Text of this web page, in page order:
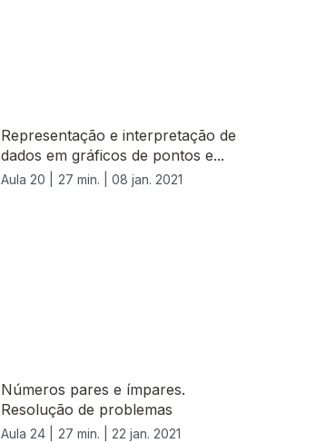
Representação e interpretação de
dados em gráficos de pontos e...
Aula 20 | 27 min. | 08 jan. 2021
Números pares e ímpares.
Resolução de problemas
Aula 24 | 27 min. | 22 jan. 2021